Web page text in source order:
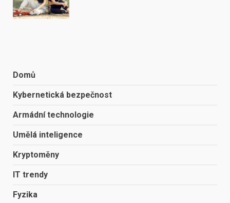
Domů
Kybernetická bezpečnost
Armádní technologie
Umělá inteligence
Kryptoměny
IT trendy
Fyzika